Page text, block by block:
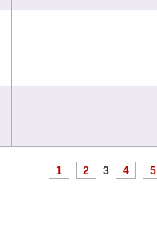
1 2 3 4 5